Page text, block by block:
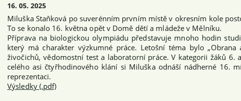
16. 05. 2025
Miluška Staňková po suverénním prvním místě v okresním kole
To se konalo 16. května opět v Domě dětí a mládeže v Mělníku.
Příprava na biologickou olympiádu představuje mnoho hodin
který má charakter výzkumné práce. Letošní téma bylo
živočichů, vědomostní test a laboratorní práce. V kategorii žáků
celého asi čtyřhodinového klání si Miluška odnáší nádherné 16.
reprezentaci.
Výsledky (.pdf)